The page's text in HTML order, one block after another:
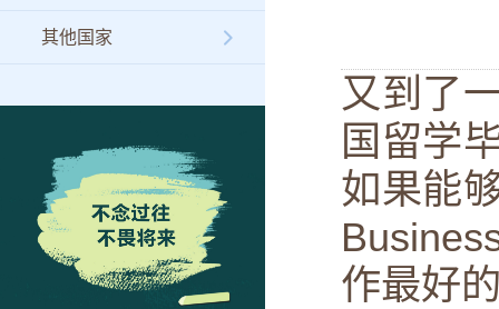
其他国家
又到了
国留学
如果能
作最好